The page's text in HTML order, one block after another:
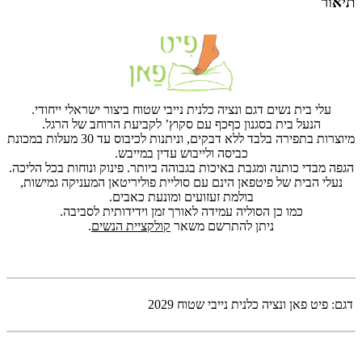
עלי בית נשים דגם ונציה כלנית נייבי שטוח ביצור ישראלי ייחודי.
הנעל בית בסגנון כףכף עם סקוץ’ לקביעת הרוחב של הרגל.
מיוצרות בתפירה בלבד ללא דבקים, וניתנות לכיבוס עד 30 מעלות במכונת
כביסה ולייבוש עדין במייבש.
הגפה מבדי כותנה ומגבת באיכות בגבוהה ביותר. פינוק ונוחות בכל הליכה.
נעלי הבית של פיטפאן הינם עם סוליית פוליריטאן המעניקה גמישות,
בולמת זעזועים ומונעת כאבים.
כמו כן הסוליה עמידה לאורך זמן וידידותית לסביבה.
ניתן להתרשם משאר קולקציית הנשים.
דגם: פיט פאן ונציה כלנית נייבי שטוח 2029